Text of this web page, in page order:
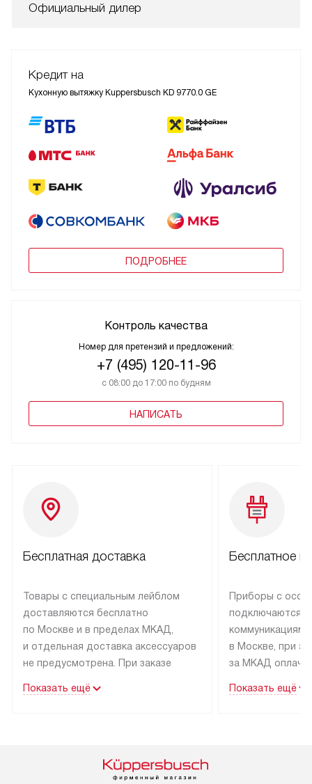
Официальный дилер
Кредит на
Кухонную вытяжку Kuppersbusch KD 9770.0 GE
ПОДРОБНЕЕ
Контроль качества
Номер для претензий и предложений:
+7 (495) 120-11-96
с 08:00 до 17:00 по будням
НАПИСАТЬ
Бесплатная доставка
Товары с специальным лейблом
доставляются бесплатно
по Москве и в пределах МКАД,
и отдельная доставка аксессуаров
не предусмотрена. При заказе
рекомендуем обсудить
быть отправлены покупателю
в течение трех дней. Если вам
Показать ещё
Бесплатное
Приборы с
подключаются к
коммуникациям
в Москве, при
за МКАД
партнера
Показать ещё